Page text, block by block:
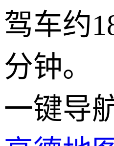
驾车约
分钟。
一键导